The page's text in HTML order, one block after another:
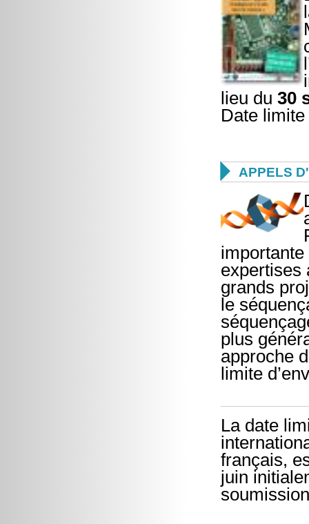
lieu du 30
Date
 APPELS
expertises
grands
le
plus
approche
limite
La date
français,
juin